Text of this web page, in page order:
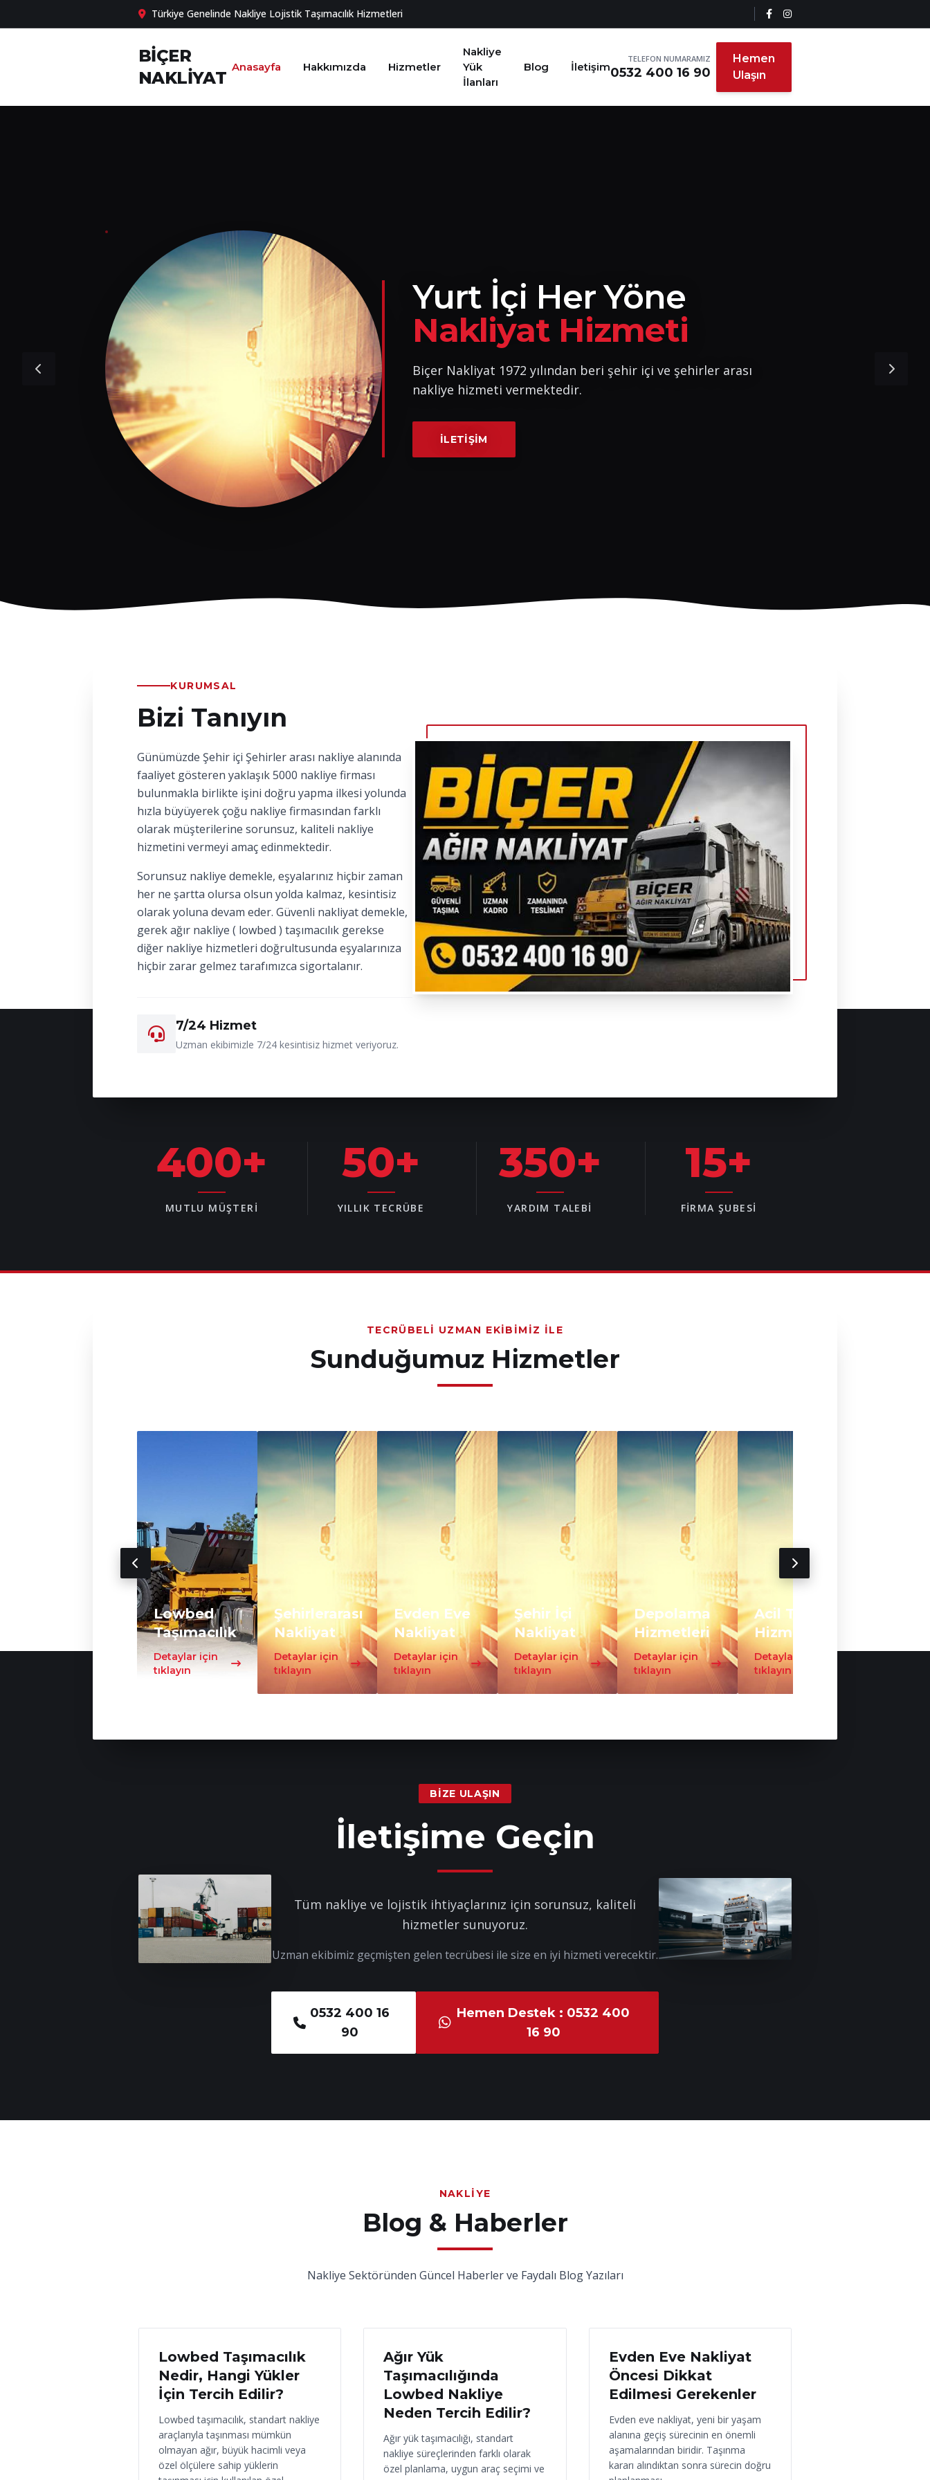
Türkiye Genelinde Nakliye Lojistik Taşımacılık Hizmetleri
BİÇER
NAKLİYAT
Anasayfa Hakkımızda Hizmetler
Nakliye
Yük
İlanları
Blog İletişim
TELEFON NUMARAMIZ
0532 400 16 90
Hemen
Ulaşın
Yurt İçi Her Yöne
Nakliyat Hizmeti
Biçer Nakliyat 1972 yılından beri şehir içi ve şehirler arası
nakliye hizmeti vermektedir.
İLETIŞIM
KURUMSAL
Bizi Tanıyın
Günümüzde Şehir içi Şehirler arası nakliye alanında
faaliyet gösteren yaklaşık 5000 nakliye firması
bulunmakla birlikte işini doğru yapma ilkesi yolunda
hızla büyüyerek çoğu nakliye firmasından farklı
olarak müşterilerine sorunsuz, kaliteli nakliye
hizmetini vermeyi amaç edinmektedir.
Sorunsuz nakliye demekle, eşyalarınız hiçbir zaman
her ne şartta olursa olsun yolda kalmaz, kesintisiz
olarak yoluna devam eder. Güvenli nakliyat demekle,
gerek ağır nakliye ( lowbed ) taşımacılık gerekse
diğer nakliye hizmetleri doğrultusunda eşyalarınıza
hiçbir zarar gelmez tarafımızca sigortalanır.
7/24 Hizmet
Uzman ekibimizle 7/24 kesintisiz hizmet veriyoruz.
400+
MUTLU MÜŞTERI
50+
YILLIK TECRÜBE
350+
YARDIM TALEBI
15+
FIRMA ŞUBESI
TECRÜBELI UZMAN EKIBIMIZ İLE
Sunduğumuz Hizmetler
Lowbed
Taşımacılık
Detaylar için
tıklayın
Şehirlerarası
Nakliyat
Detaylar için
tıklayın
Evden Eve
Nakliyat
Detaylar için
tıklayın
Şehir İçi
Nakliyat
Detaylar için
tıklayın
Depolama
Hizmetleri
Detaylar için
tıklayın
Acil Taşıma
Hizmeti
Detaylar için
tıklayın
BIZE ULAŞIN
İletişime Geçin
Tüm nakliye ve lojistik ihtiyaçlarınız için sorunsuz, kaliteli
hizmetler sunuyoruz.
Uzman ekibimiz geçmişten gelen tecrübesi ile size en iyi hizmeti verecektir.
0532 400 16
90
Hemen Destek : 0532 400
16 90
NAKLIYE
Blog & Haberler
Nakliye Sektöründen Güncel Haberler ve Faydalı Blog Yazıları
18 Haziran 2026
Lowbed Taşımacılık
Nedir, Hangi Yükler
İçin Tercih Edilir?
Lowbed taşımacılık, standart nakliye
araçlarıyla taşınması mümkün
olmayan ağır, büyük hacimli veya
özel ölçülere sahip yüklerin
17 Haziran 2026
Ağır Yük
Taşımacılığında
Lowbed Nakliye
Neden Tercih Edilir?
Ağır yük taşımacılığı, standart
nakliye süreçlerinden farklı olarak
özel planlama, uygun araç seçimi ve
16 Haziran 2026
Evden Eve Nakliyat
Öncesi Dikkat
Edilmesi Gerekenler
Evden eve nakliyat, yeni bir yaşam
alanına geçiş sürecinin en önemli
aşamalarından biridir. Taşınma
kararı alındıktan sonra sürecin doğru